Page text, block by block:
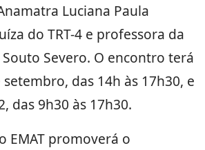
Luciana Paula
do TRT-4 e professora da
Souto Severo. O encontro terá
das 14h às 17h30, e
das 9h30 às 17h30.
EMAT promoverá o